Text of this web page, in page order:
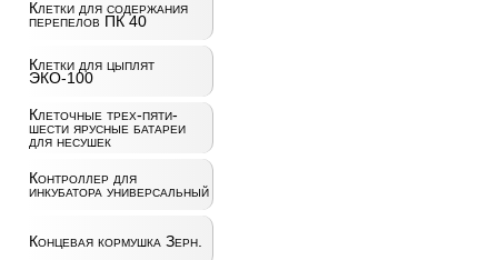
Клетки для содержания
перепелов ПК 40
Клетки для цыплят
ЭКО-100
Клеточные трех-пяти-
шести ярусные батареи
для несушек
Контроллер для
инкубатора универсальный
Концевая кормушка Зерн.